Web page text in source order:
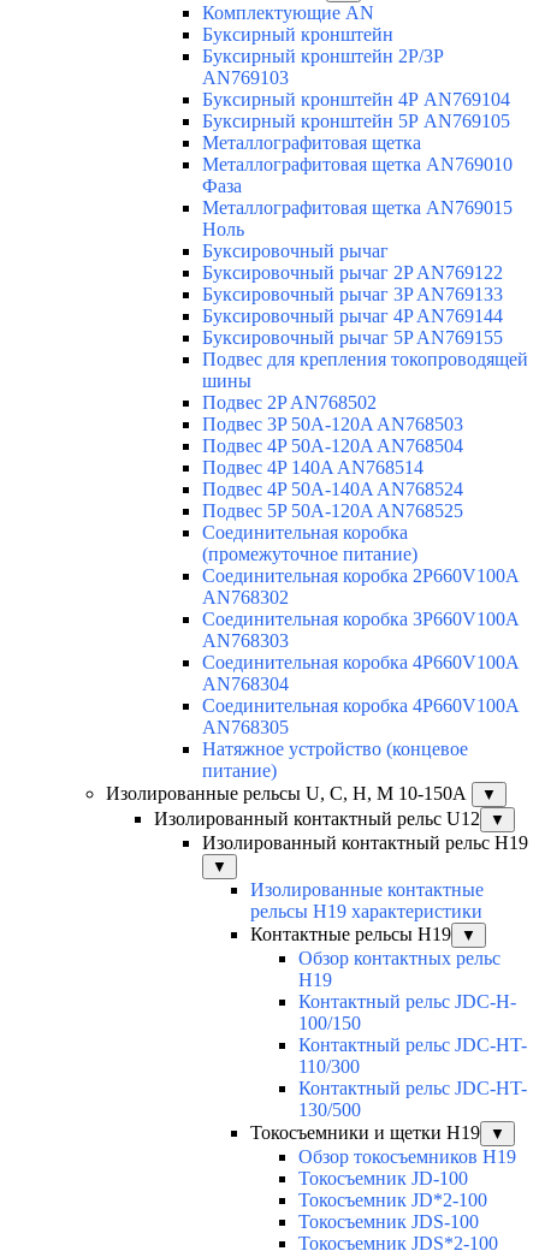
Комплектующие AN
Буксирный кронштейн
Буксирный кронштейн 2Р/3Р
AN769103
Буксирный кронштейн 4Р AN769104
Буксирный кронштейн 5Р AN769105
Металлографитовая щетка
Металлографитовая щетка AN769010
Фаза
Металлографитовая щетка AN769015
Ноль
Буксировочный рычаг
Буксировочный рычаг 2P AN769122
Буксировочный рычаг 3P AN769133
Буксировочный рычаг 4P AN769144
Буксировочный рычаг 5P AN769155
Подвес для крепления токопроводящей
шины
Подвес 2P AN768502
Подвес 3P 50A-120A AN768503
Подвес 4P 50A-120A AN768504
Подвес 4P 140A AN768514
Подвес 4P 50A-140A AN768524
Подвес 5P 50A-120A AN768525
Соединительная коробка
(промежуточное питание)
Соединительная коробка 2P660V100A
AN768302
Соединительная коробка 3P660V100A
AN768303
Соединительная коробка 4P660V100A
AN768304
Соединительная коробка 4P660V100A
AN768305
Натяжное устройство (концевое
питание)
Изолированные рельсы U, C, H, M 10-150А
▼
Изолированный контактный рельс U12 ▼
Изолированный контактный рельс Н19
▼
Изолированные контактные
рельсы Н19 характеристики
Контактные рельсы H19
▼
Обзор контактных рельс
H19
Контактный рельс JDC-H-
100/150
Контактный рельс JDC-HT-
110/300
Контактный рельс JDC-HT-
130/500
Токосъемники и щетки H19
▼
Обзор токосъемников H19
Токосъемник JD-100
Токосъемник JD*2-100
Токосъемник JDS-100
Токосъемник JDS*2-100